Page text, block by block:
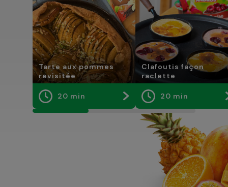
Tarte aux pommes
revisitée
20 min
Clafoutis façon
raclette
20 min